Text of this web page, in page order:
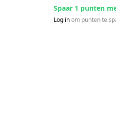
Spaar 1 punten
Log inom punten te